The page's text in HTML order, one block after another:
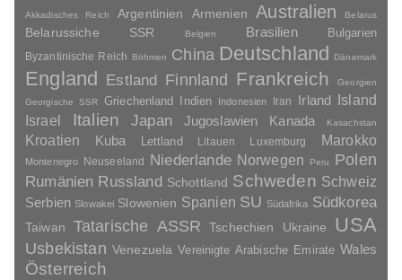
Akkadisches Reich Argentinien Armenien Australien Belarus
Belarussiche SSR Belgien Brasilien Bulgarien
Byzantinische Reich Böhmen China Deutschland Dänemark
England Estland Finnland Frankreich
Georgien
Georgische SSR
Griechenland Indien Indonesien Iran Irland
Island
Israel
Italien Japan Jugoslawien Kanada Kasachstan
Kroatien Kuba Lettland Litauen Luxemburg Marokko
Montenegro Neuseeland Niederlande Norwegen Peru
Polen
Rumänien Russland Schottland Schweden Schweiz
Serbien Slowakei Slowenien Spanien SU Südafrika Südkorea
Taiwan Tatarische ASSR Tschechien Ukraine USA
Usbekistan Venezuela Vereinigte Arabische Emirate Wales
Österreich